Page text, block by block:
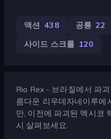
액션 438 공룡 22
사이드 스크롤 120
Rio Rex - 브라질에서 파
름다운 리우데자네이루에
만, 이전에 파괴된 멕시코
시 살펴보세요.